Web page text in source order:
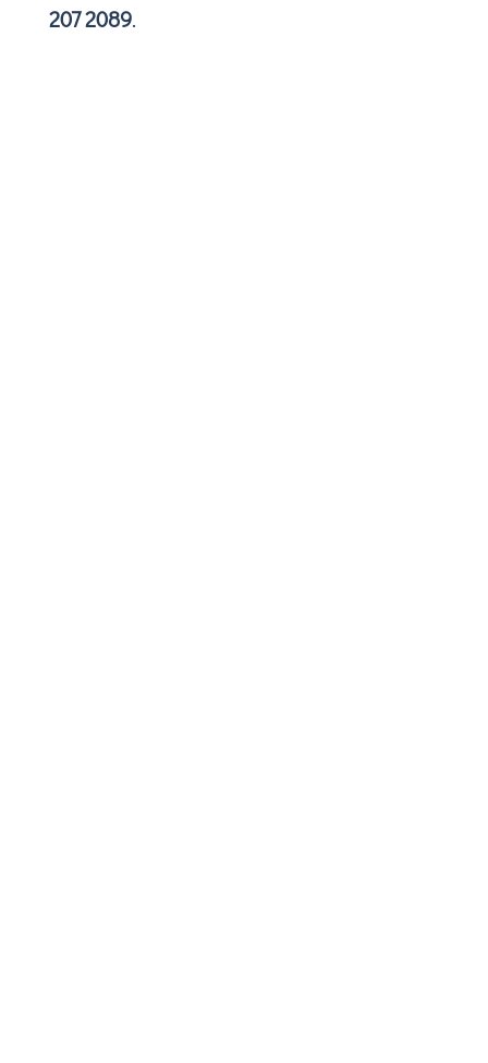
207 2089.